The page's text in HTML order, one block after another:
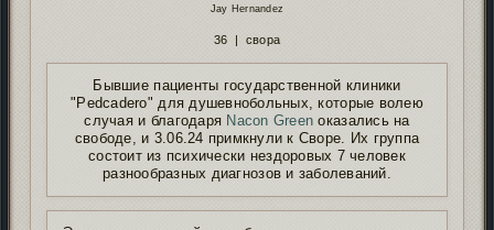
Jay Hernandez
36 | свора
Бывшие пациенты государственной клиники
"Pedcadero" для душевнобольных, которые волею
случая и благодаря Nacon Green оказались на
свободе, и 3.06.24 примкнули к Своре. Их группа
состоит из психически нездоровых 7 человек
разнообразных диагнозов и заболеваний.